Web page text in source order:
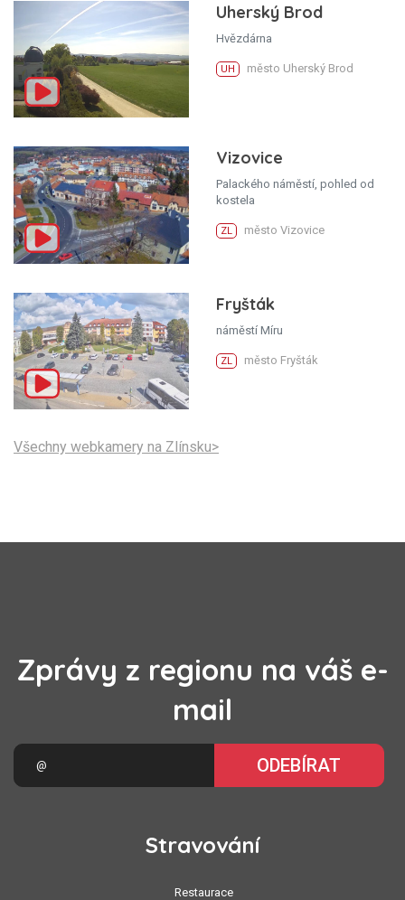
Uherský Brod
Hvězdárna
UH město Uherský Brod
Vizovice
Palackého náměstí, pohled od
kostela
ZL město Vizovice
Fryšták
náměstí Míru
ZL město Fryšták
Všechny webkamery na Zlínsku>
Zprávy z regionu na váš e-
mail
ODEBÍRAT
Stravování
Restaurace